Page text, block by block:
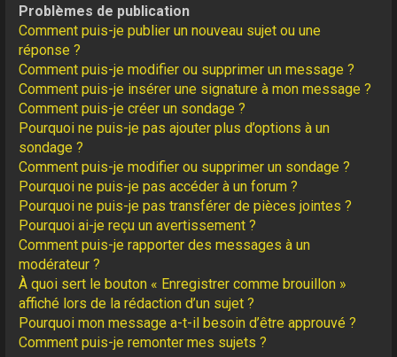
Problèmes de publication
Comment puis-je publier un nouveau sujet ou une
réponse ?
Comment puis-je modifier ou supprimer un message ?
Comment puis-je insérer une signature à mon message ?
Comment puis-je créer un sondage ?
Pourquoi ne puis-je pas ajouter plus d’options à un
sondage ?
Comment puis-je modifier ou supprimer un sondage ?
Pourquoi ne puis-je pas accéder à un forum ?
Pourquoi ne puis-je pas transférer de pièces jointes ?
Pourquoi ai-je reçu un avertissement ?
Comment puis-je rapporter des messages à un
modérateur ?
À quoi sert le bouton « Enregistrer comme brouillon »
affiché lors de la rédaction d’un sujet ?
Pourquoi mon message a-t-il besoin d’être approuvé ?
Comment puis-je remonter mes sujets ?